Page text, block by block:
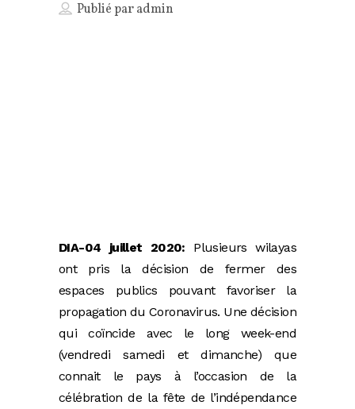
Publié paradmin
DIA-04 juillet 2020: Plusieurs wilayas
ont pris la décision de fermer des
espaces publics pouvant favoriser la
propagation du Coronavirus. Une décision
qui coïncide avec le long week-end
(vendredi samedi et dimanche) que
connait le pays à l’occasion de la
célébration de la fête de l’indépendance